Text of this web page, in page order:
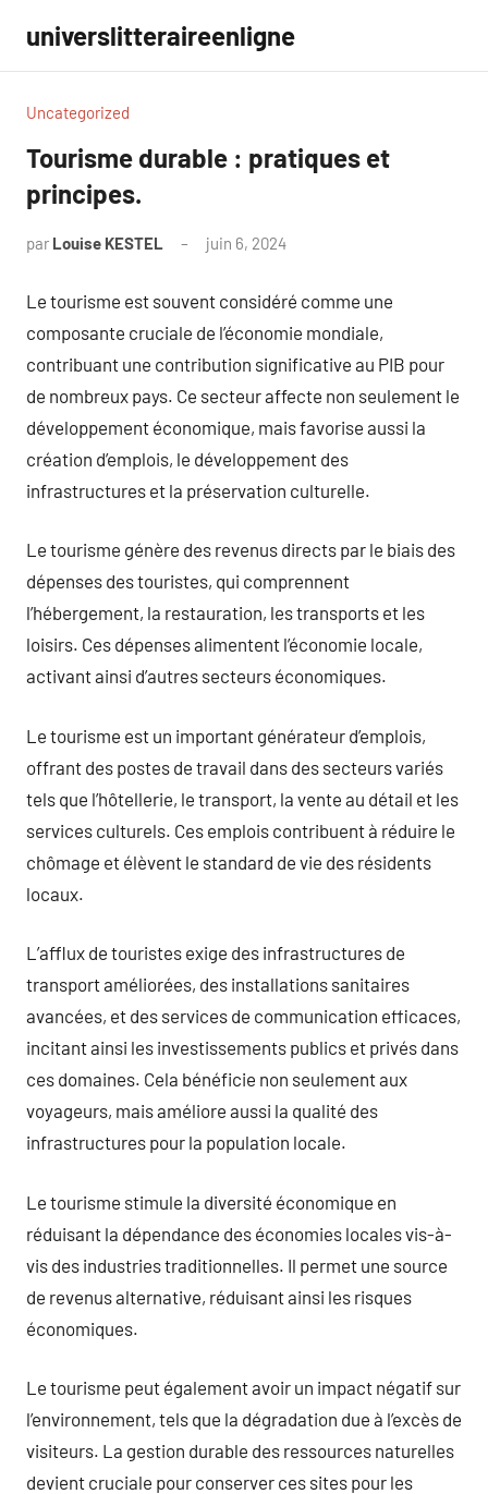
contenu
universlitteraireenligne
Uncategorized
Tourisme durable : pratiques et
principes.
par Louise KESTEL juin 6, 2024
Le tourisme est souvent considéré comme une
composante cruciale de l’économie mondiale,
contribuant une contribution significative au PIB pour
de nombreux pays. Ce secteur affecte non seulement le
développement économique, mais favorise aussi la
création d’emplois, le développement des
infrastructures et la préservation culturelle.
Le tourisme génère des revenus directs par le biais des
dépenses des touristes, qui comprennent
l’hébergement, la restauration, les transports et les
loisirs. Ces dépenses alimentent l’économie locale,
activant ainsi d’autres secteurs économiques.
Le tourisme est un important générateur d’emplois,
offrant des postes de travail dans des secteurs variés
tels que l’hôtellerie, le transport, la vente au détail et les
services culturels. Ces emplois contribuent à réduire le
chômage et élèvent le standard de vie des résidents
locaux.
L’afflux de touristes exige des infrastructures de
transport améliorées, des installations sanitaires
avancées, et des services de communication efficaces,
incitant ainsi les investissements publics et privés dans
ces domaines. Cela bénéficie non seulement aux
voyageurs, mais améliore aussi la qualité des
infrastructures pour la population locale.
Le tourisme stimule la diversité économique en
réduisant la dépendance des économies locales vis-à-
vis des industries traditionnelles. Il permet une source
de revenus alternative, réduisant ainsi les risques
économiques.
Le tourisme peut également avoir un impact négatif sur
l’environnement, tels que la dégradation due à l’excès de
visiteurs. La gestion durable des ressources naturelles
devient cruciale pour conserver ces sites pour les